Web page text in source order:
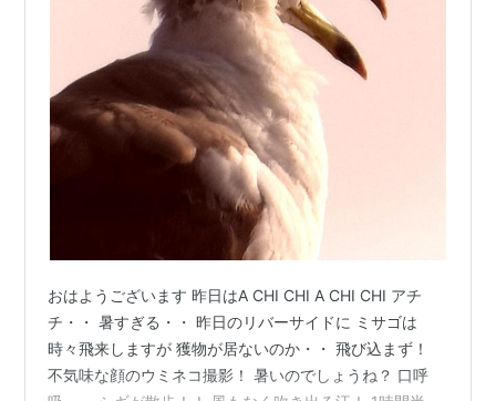
おはようございます 昨日はA CHI CHI A CHI CHI アチ
チ・・ 暑すぎる・・ 昨日のリバーサイドに ミサゴは
時々飛来しますが 獲物が居ないのか・・ 飛び込まず！
不気味な顔のウミネコ撮影！ 暑いのでしょうね？ 口呼